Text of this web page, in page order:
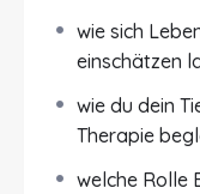
einer Diagnose
derDiagnostik .
einzuordnen
wie sich
einschätzen
wie du dein
Therapie
welche Rolle